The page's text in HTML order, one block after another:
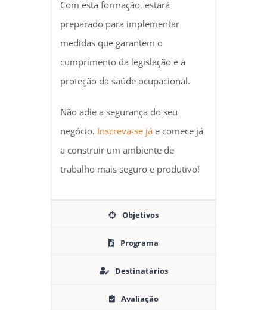
Com esta formação, estará
preparado para implementar
medidas que garantem o
cumprimento da legislação e a
proteção da saúde ocupacional.
Não adie a segurança do seu
negócio. Inscreva-se jáe comece já
a construir um ambiente de
trabalho mais seguro e produtivo!
Objetivos
Programa
Destinatários
Avaliação